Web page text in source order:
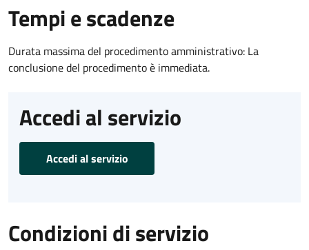
Tempi e scadenze
Durata massima del procedimento amministrativo: La
conclusione del procedimento è immediata.
Accedi al servizio
Accedi al servizio
Condizioni di servizio